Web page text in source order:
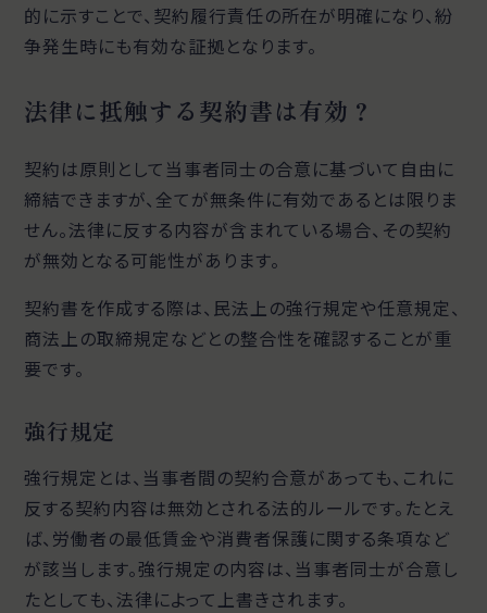
的に示すことで、契約履行責任の所在が明確になり、紛
争発生時にも有効な証拠となります。
法律に抵触する契約書は有効？
契約は原則として当事者同士の合意に基づいて自由に
締結できますが、全てが無条件に有効であるとは限りま
せん。法律に反する内容が含まれている場合、その契約
が無効となる可能性があります。
契約書を作成する際は、民法上の強行規定や任意規定、
商法上の取締規定などとの整合性を確認することが重
要です。
強行規定
強行規定とは、当事者間の契約合意があっても、これに
反する契約内容は無効とされる法的ルールです。たとえ
ば、労働者の最低賃金や消費者保護に関する条項など
が該当します。強行規定の内容は、当事者同士が合意し
たとしても、法律によって上書きされます。